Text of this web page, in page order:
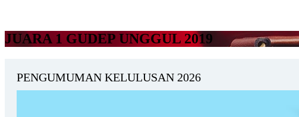
JUARA 1 GUDEP UNGGUL 2019
PENGUMUMAN KELULUSAN 2026